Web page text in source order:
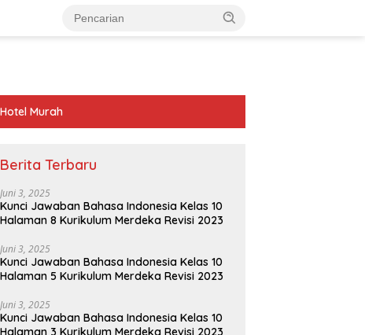
Hotel Murah
Berita Terbaru
Juni 3, 2025
Kunci Jawaban Bahasa Indonesia Kelas 10
Halaman 8 Kurikulum Merdeka Revisi 2023
Juni 3, 2025
Kunci Jawaban Bahasa Indonesia Kelas 10
Halaman 5 Kurikulum Merdeka Revisi 2023
Juni 3, 2025
Kunci Jawaban Bahasa Indonesia Kelas 10
Halaman 3 Kurikulum Merdeka Revisi 2023